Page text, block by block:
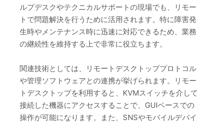
ルプデスクやテクニカルサポートの現場でも、リモー
トで問題解決を行うために活用されます。特に障害発
生時やメンテナンス時に迅速に対応できるため、業務
の継続性を維持する上で非常に役立ちます。
関連技術としては、リモートデスクトッププロトコル
や管理ソフトウェアとの連携が挙げられます。リモー
トデスクトップを利用すると、KVMスイッチを介して
接続した機器にアクセスすることで、GUIベースでの
操作が可能になります。また、SNSやモバイルデバイ